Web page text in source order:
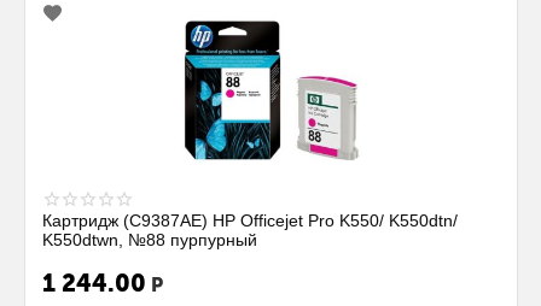
Картридж (C9387AE) HP Officejet Pro K550/ K550dtn/
K550dtwn, №88 пурпурный
1 244.00 Р